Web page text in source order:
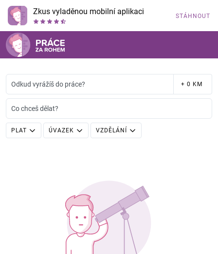
Zkus vyladěnou mobilní aplikaci STÁHNOUT
Odkud vyrážíš do práce? + 0 KM
Co chceš dělat?
PLAT ÚVAZEK VZDĚLÁNÍ